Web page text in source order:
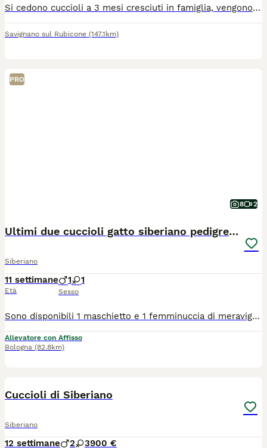
Si cedono cuccioli a 3 mesi cresciuti in famiglia, vengono ceduti con il pro vaccino e due sverminaziomi e a seguire visita veyerinaris. vengo o ceduti a 650 euro
Savignano sul Rubicone (147.1km)
PRO
8 2
Ultimi due cuccioli gatto siberiano pedigree ENFI
Siberiano
11 settimane
Età
1 1
Sesso
Sono disponibili 1 maschietto e 1 femminuccia di meravigliosi gattini Siberiani, allevati con amore in ambiente familiare. I cuccioli cresceranno in casa, abituati al contatto umano, alla vita domestica e alla lettiera, per garantire un carattere equilibrato e socievole. 📅 Disponibili dopo i 90 giorni di vita, come previsto dal regolamento. Nati il 20/05 ✨ Verranno ceduti con: ✔️ Copia test FIV e FELV negativi dei genitori ✔️ copia Ecocardio dei genitori esente da malattie genetiche ✔️ Doppia vaccinazione ✔️ Doppia sverminazione ✔️ Certificato veterinario di buona salute del cucciolo ✔️ Regolare contratto di cessione ✔️ Pedigree ENFI da compagnia ✔️ Kit di benvenuto cucciolo 👨‍👩‍👧 I cuccioli sono visibili presso l’allevamento insieme ai genitori, per poter conoscere l’ambiente in cui crescono. 📱 Per chi non fosse della zona, è possibile organizzare videochiamata su appuntamento.
Allevatore con Affisso
Bologna (82.8km)
Cuccioli di Siberiano
Siberiano
12 settimane 2 3900 €